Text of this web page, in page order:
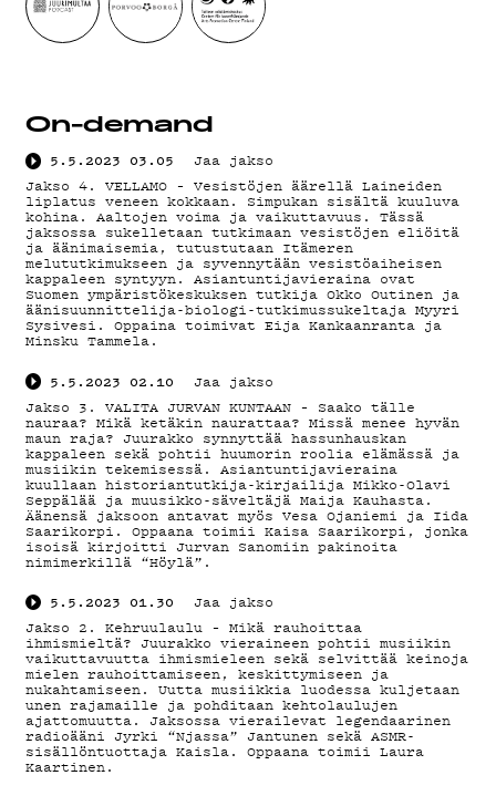
KIRJAUDU SISÄÄN
On-demand
5.5.2023 03.05
Jaa jakso
Jakso 4. VELLAMO – Vesistöjen äärellä Laineiden
liplatus veneen kokkaan. Simpukan sisältä kuuluva
kohina. Aaltojen voima ja vaikuttavuus. Tässä
jaksossa sukelletaan tutkimaan vesistöjen eliöitä
ja äänimaisemia, tutustutaan Itämeren
melututkimukseen ja syvennytään vesistöaiheisen
kappaleen syntyyn. Asiantuntijavieraina ovat
Suomen ympäristökeskuksen tutkija Okko Outinen ja
äänisuunnittelija-biologi-tutkimussukeltaja Myyri
Sysivesi. Oppaina toimivat Eija Kankaanranta ja
Minsku Tammela.
5.5.2023 02.10
Jaa jakso
Jakso 3. VALITA JURVAN KUNTAAN – Saako tälle
nauraa? Mikä ketäkin naurattaa? Missä menee hyvän
maun raja? Juurakko synnyttää hassunhauskan
kappaleen sekä pohtii huumorin roolia elämässä ja
musiikin tekemisessä. Asiantuntijavieraina
kuullaan historiantutkija-kirjailija Mikko-Olavi
Seppälää ja muusikko-säveltäjä Maija Kauhasta.
Äänensä jaksoon antavat myös Vesa Ojaniemi ja Iida
Saarikorpi. Oppaana toimii Kaisa Saarikorpi, jonka
isoisä kirjoitti Jurvan Sanomiin pakinoita
nimimerkillä “Höylä”.
5.5.2023 01.30
Jaa jakso
Jakso 2. Kehruulaulu – Mikä rauhoittaa
ihmismieltä? Juurakko vieraineen pohtii musiikin
vaikuttavuutta ihmismieleen sekä selvittää keinoja
mielen rauhoittamiseen, keskittymiseen ja
nukahtamiseen. Uutta musiikkia luodessa kuljetaan
unen rajamaille ja pohditaan kehtolaulujen
ajattomuutta. Jaksossa vierailevat legendaarinen
radioääni Jyrki “Njassa” Jantunen sekä ASMR-
sisällöntuottaja Kaisla. Oppaana toimii Laura
Kaartinen.